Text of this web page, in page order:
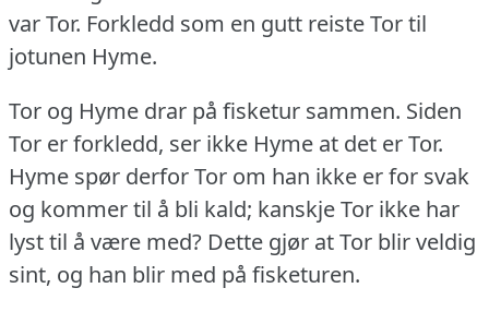
var Tor. Forkledd som en gutt reiste Tor til
jotunen Hyme.
Tor og Hyme drar på fisketur sammen. Siden
Tor er forkledd, ser ikke Hyme at det er Tor.
Hyme spør derfor Tor om han ikke er for svak
og kommer til å bli kald; kanskje Tor ikke har
lyst til å være med? Dette gjør at Tor blir veldig
sint, og han blir med på fisketuren.